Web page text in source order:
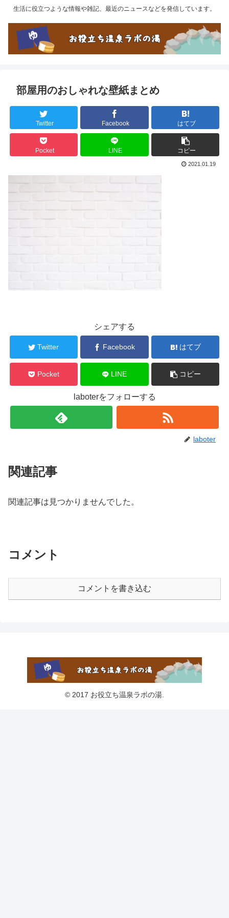
生活に役立つような情報や雑記、最近のニュースなどを発信しています。
部屋用のおしゃれな壁紙まとめ
Twitter Facebook はてブ
Pocket LINE コピー
2021.01.19
シェアする
Twitter Facebook はてブ
Pocket LINE コピー
laboterをフォローする
laboter
関連記事
関連記事は見つかりませんでした。
コメント
コメントを書き込む
© 2017 お役立ち温泉ラボの湯.